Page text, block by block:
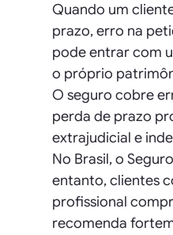
Quando um
prazo, erro na
pode entrar com
o próprio
O seguro cobre
perda de prazo
extrajudicial e
No Brasil, o
entanto, clientes
profissional
recomenda